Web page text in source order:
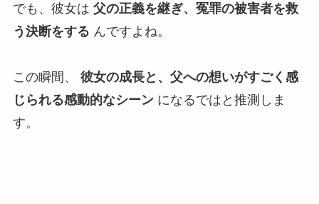
でも、彼女は 父の正義を継ぎ、冤罪の被害者を救
う決断をする んですよね。
この瞬間、 彼女の成長と、父への想いがすごく感
じられる感動的なシーンになるではと推測しま
す。